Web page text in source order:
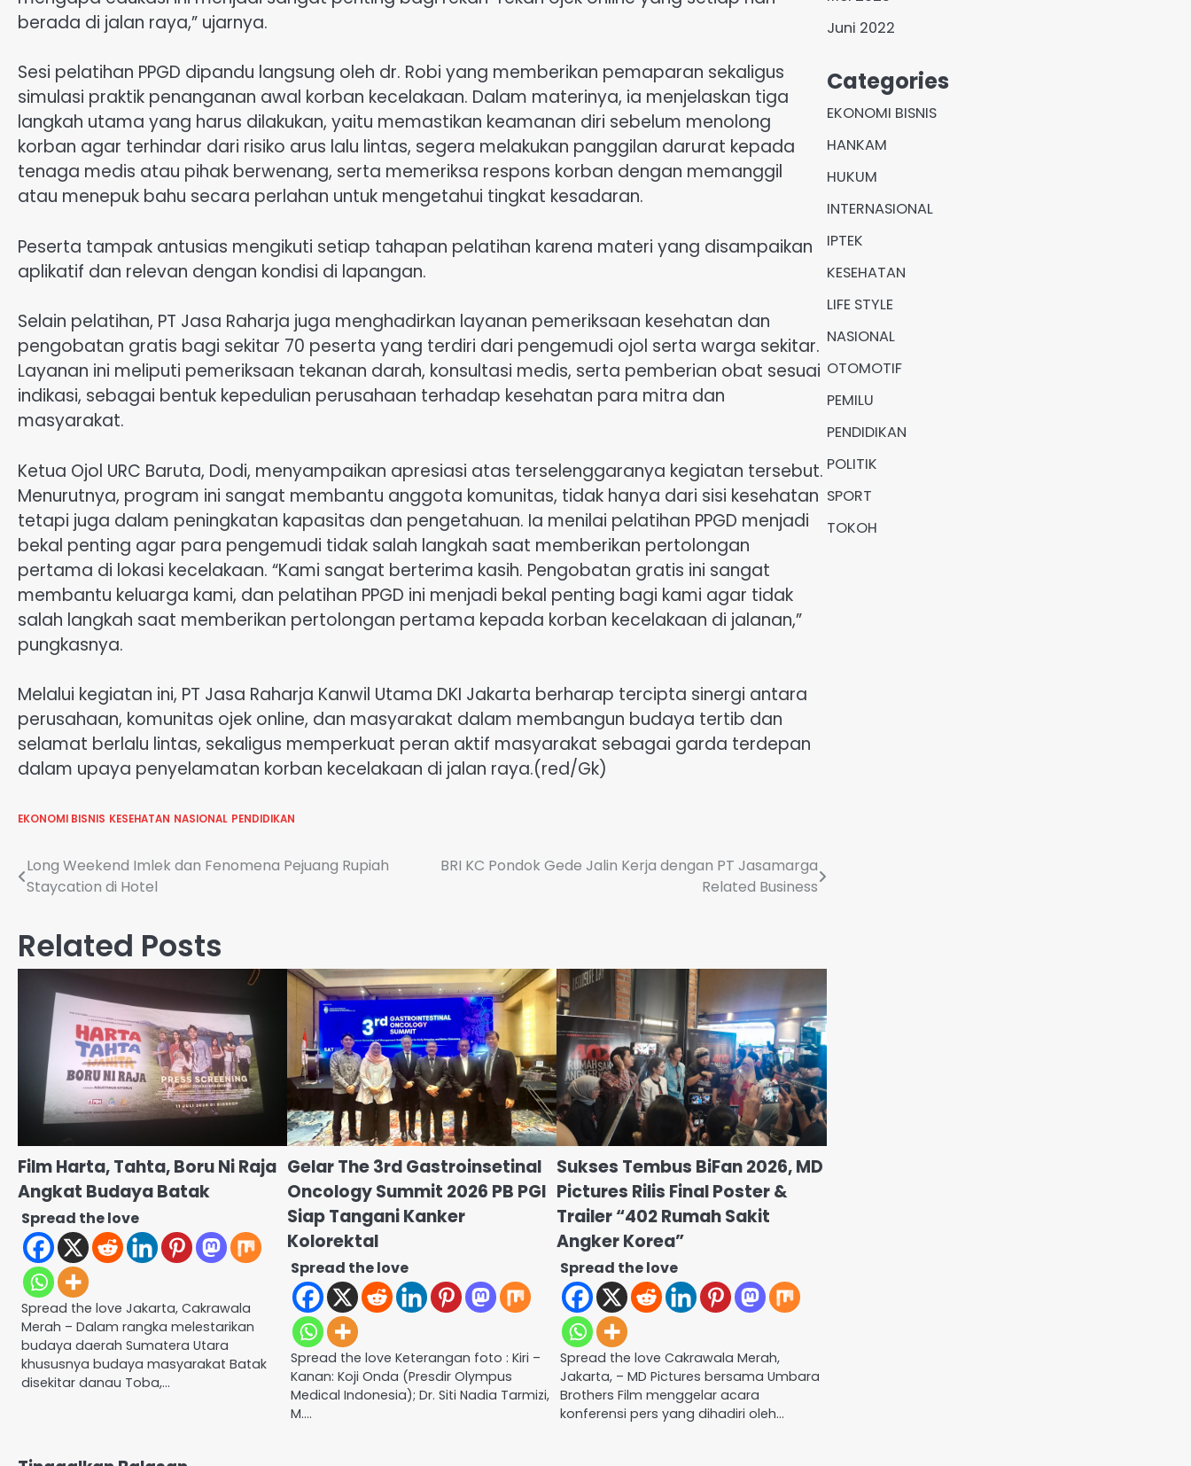
berada di jalan raya,” ujarnya.
Sesi pelatihan PPGD dipandu langsung oleh dr. Robi yang memberikan pemaparan sekaligus
simulasi praktik penanganan awal korban kecelakaan. Dalam materinya, ia menjelaskan tiga
langkah utama yang harus dilakukan, yaitu memastikan keamanan diri sebelum menolong
korban agar terhindar dari risiko arus lalu lintas, segera melakukan panggilan darurat kepada
tenaga medis atau pihak berwenang, serta memeriksa respons korban dengan memanggil
atau menepuk bahu secara perlahan untuk mengetahui tingkat kesadaran.
Peserta tampak antusias mengikuti setiap tahapan pelatihan karena materi yang disampaikan
aplikatif dan relevan dengan kondisi di lapangan.
Selain pelatihan, PT Jasa Raharja juga menghadirkan layanan pemeriksaan kesehatan dan
pengobatan gratis bagi sekitar 70 peserta yang terdiri dari pengemudi ojol serta warga sekitar.
Layanan ini meliputi pemeriksaan tekanan darah, konsultasi medis, serta pemberian obat sesuai
indikasi, sebagai bentuk kepedulian perusahaan terhadap kesehatan para mitra dan
masyarakat.
Ketua Ojol URC Baruta, Dodi, menyampaikan apresiasi atas terselenggaranya kegiatan tersebut.
Menurutnya, program ini sangat membantu anggota komunitas, tidak hanya dari sisi kesehatan
tetapi juga dalam peningkatan kapasitas dan pengetahuan. Ia menilai pelatihan PPGD menjadi
bekal penting agar para pengemudi tidak salah langkah saat memberikan pertolongan
pertama di lokasi kecelakaan. “Kami sangat berterima kasih. Pengobatan gratis ini sangat
membantu keluarga kami, dan pelatihan PPGD ini menjadi bekal penting bagi kami agar tidak
salah langkah saat memberikan pertolongan pertama kepada korban kecelakaan di jalanan,”
pungkasnya.
Melalui kegiatan ini, PT Jasa Raharja Kanwil Utama DKI Jakarta berharap tercipta sinergi antara
perusahaan, komunitas ojek online, dan masyarakat dalam membangun budaya tertib dan
selamat berlalu lintas, sekaligus memperkuat peran aktif masyarakat sebagai garda terdepan
dalam upaya penyelamatan korban kecelakaan di jalan raya.(red/Gk)
EKONOMI BISNIS KESEHATAN NASIONAL PENDIDIKAN
Navigasi
pos
Long Weekend Imlek dan Fenomena Pejuang Rupiah
Staycation di Hotel
BRI KC Pondok Gede Jalin Kerja dengan PT Jasamarga
Related Business
Related Posts
Film Harta, Tahta, Boru Ni Raja
Angkat Budaya Batak
Spread the love
Spread the love Jakarta, Cakrawala
Merah – Dalam rangka melestarikan
budaya daerah Sumatera Utara
khususnya budaya masyarakat Batak
disekitar danau Toba,…
Gelar The 3rd Gastroinsetinal
Oncology Summit 2026 PB PGI
Siap Tangani Kanker
Kolorektal
Spread the love
Spread the love Keterangan foto : Kiri –
Kanan: Koji Onda (Presdir Olympus
Medical Indonesia); Dr. Siti Nadia Tarmizi,
M.…
Sukses Tembus BiFan 2026, MD
Pictures Rilis Final Poster &
Trailer “402 Rumah Sakit
Angker Korea”
Spread the love
Spread the love Cakrawala Merah,
Jakarta, – MD Pictures bersama Umbara
Brothers Film menggelar acara
konferensi pers yang dihadiri oleh…
Juni 2022
Categories
EKONOMI BISNIS
HANKAM
HUKUM
INTERNASIONAL
IPTEK
KESEHATAN
LIFE STYLE
NASIONAL
OTOMOTIF
PEMILU
PENDIDIKAN
POLITIK
SPORT
TOKOH